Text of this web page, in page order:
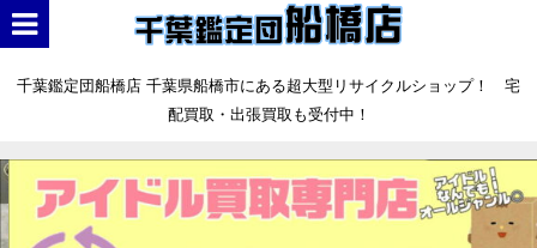
千葉鑑定団船橋店 千葉県船橋市にある超大型リサイクルショップ！ 宅
配買取・出張買取も受付中！